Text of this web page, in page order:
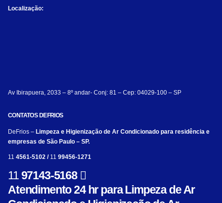
Localização:
Av Ibirapuera, 2033 – 8º andar- Conj: 81 – Cep: 04029-100 – SP
CONTATOS DEFRIOS
DeFrios – Limpeza e Higienização de Ar Condicionado para residência e
empresas de São Paulo – SP.
11 4561-5102 / 11 99456-1271
1197143-5168
Atendimento 24 hr para Limpeza de Ar